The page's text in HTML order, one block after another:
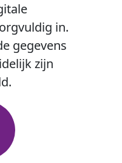
in.
gegevens
zijn